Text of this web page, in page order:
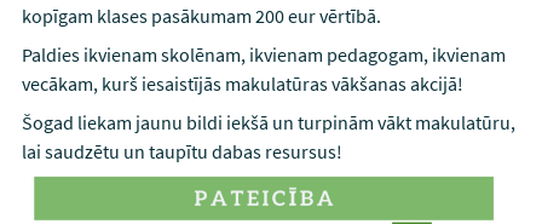
kopīgam klases pasākumam 200 eur vērtībā.
Paldies ikvienam skolēnam, ikvienam pedagogam, ikvienam
vecākam, kurš iesaistījās makulatūras vākšanas akcijā!
Šogad liekam jaunu bildi iekšā un turpinām vākt makulatūru,
lai saudzētu un taupītu dabas resursus!